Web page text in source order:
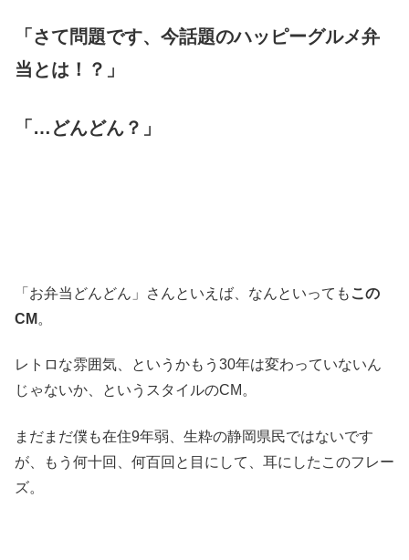
「さて問題です、今話題のハッピーグルメ弁
当とは！？」
「…どんどん？」
「お弁当どんどん」さんといえば、なんといっても この
CM 。
レトロな雰囲気、というかもう30年は変わっていないん
じゃないか、というスタイルのCM。
まだまだ僕も在住9年弱、生粋の静岡県民ではないです
が、もう何十回、何百回と目にして、耳にしたこのフレー
ズ。